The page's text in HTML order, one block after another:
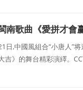
歌曲《愛拼才會
日,中國風組合“小唐人”
吉》的舞台精彩演繹。